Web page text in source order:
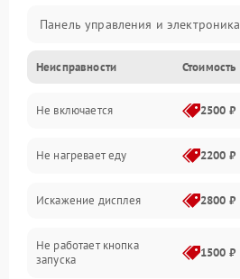
Панель управления и электроника
Дверца и корпус
Механика и внутренние элементы
Механические повреждения
Питание и запуск
Нагрев и приготовление
Неисправности Стоимость
Не включается 2500 ₽
Не нагревает еду 2200 ₽
Искажение дисплея 2800 ₽
Не работает кнопка
запуска
1500 ₽